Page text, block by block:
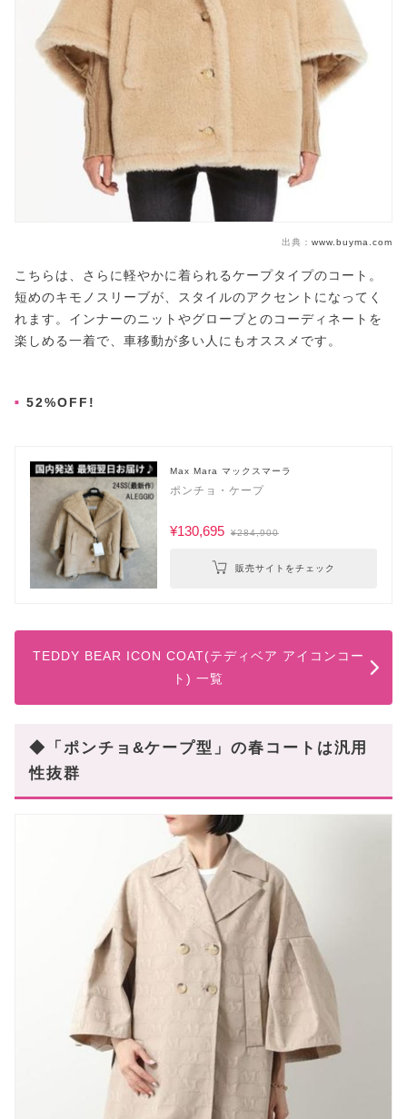
出典： www.buyma.com
こちらは、さらに軽やかに着られるケープタイプのコート。
短めのキモノスリーブが、スタイルのアクセントになってく
れます。インナーのニットやグローブとのコーディネートを
楽しめる一着で、車移動が多い人にもオススメです。
52%OFF!
Max Mara マックスマーラ
ポンチョ・ケープ
¥130,695 ¥284,900
販売サイトをチェック
TEDDY BEAR ICON COAT(テディベア アイコンコー
ト) 一覧
◆「ポンチョ&ケープ型」の春コートは汎用
性抜群